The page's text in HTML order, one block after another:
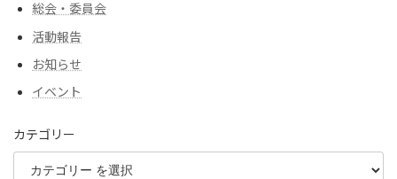
総会・委員会
活動報告
お知らせ
イベント
カテゴリー